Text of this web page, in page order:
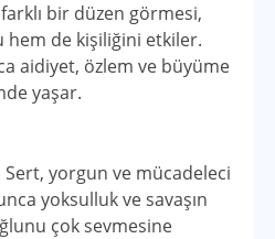
bir düzen görmesi,
de kişiliğini etkiler.
aidiyet, özlem ve büyüme
yaşar.
yorgun ve mücadeleci
yoksulluk ve savaşın
çok sevmesine